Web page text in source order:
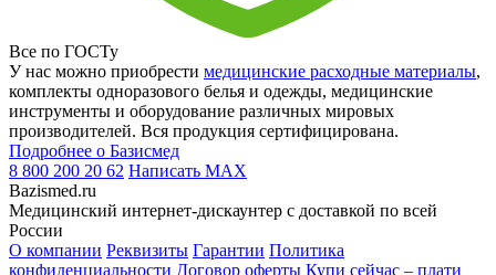
Все по ГОСТу
У нас можно приобрести медицинские расходные материалы,
комплекты одноразового белья и одежды, медицинские
инструменты и оборудование различных мировых
производителей. Вся продукция сертифицирована.
Подробнее о Базисмед
8 800 200 20 62 Написать MAX
Bazismed.ru
Медицинский интернет-дискаунтер с доставкой по всей
России
О компании Реквизиты Гарантии Политика
конфиденциальности Договор оферты Купи сейчас – плати